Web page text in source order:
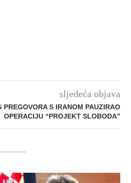
sljedeća objava
PREGOVORA S IRANOM PAUZIRAO
OPERACIJU “PROJEKT SLOBODA”